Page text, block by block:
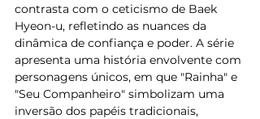
contrasta com o ceticismo de Baek
Hyeon-u, refletindo as nuances da
dinâmica de confiança e poder. A série
apresenta uma história envolvente com
personagens únicos, em que "Rainha" e
"Seu Companheiro" simbolizam uma
inversão dos papéis tradicionais,